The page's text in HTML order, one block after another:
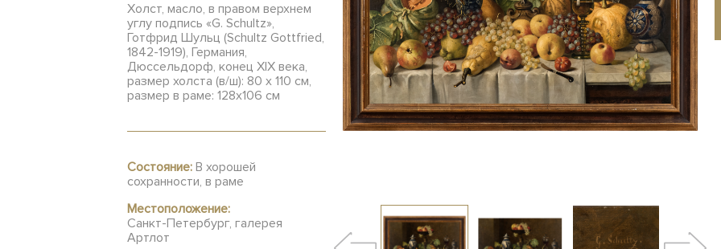
Холст, масло, в правом верхнем
углу подпись «G. Schultz»,
Готфрид Шульц (Schultz Gottfried,
1842-1919), Германия,
Дюссельдорф, конец XIX века,
размер холста (в/ш): 80 х 110 см,
размер в раме: 128х106 см
Состояние: В хорошей
сохранности, в раме
Местоположение:
Санкт-Петербург, галерея
Артлот